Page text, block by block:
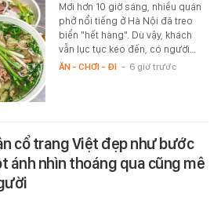
Mới hơn 10 giờ sáng, nhiều quán
phở nổi tiếng ở Hà Nội đã treo
biển "hết hàng". Dù vậy, khách
vẫn lục tục kéo đến, có người…
ĂN - CHƠI - ĐI - 6 giờ trước
cổ trang Việt đẹp như bước
ánh nhìn thoáng qua cũng mê